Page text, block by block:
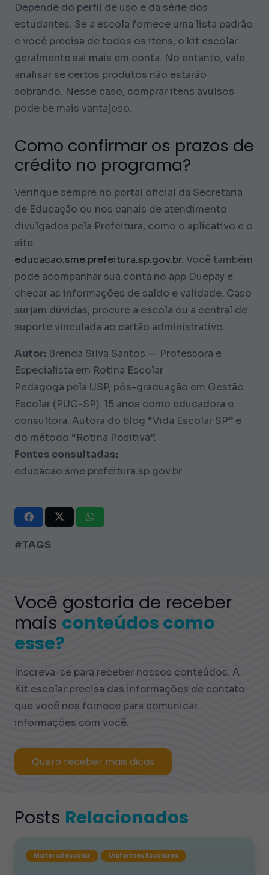
Depende do perfil de uso e da série dos
estudantes. Se a escola fornece uma lista padrão
e você precisa de todos os itens, o kit escolar
geralmente sai mais em conta. No entanto, vale
analisar se certos produtos não estarão
sobrando. Nesse caso, comprar itens avulsos
pode be mais vantajoso.
Como confirmar os prazos de
crédito no programa?
Verifique sempre no portal oficial da Secretaria
de Educação ou nos canais de atendimento
divulgados pela Prefeitura, como o aplicativo e o
site
educacao.sme.prefeitura.sp.gov.br. Você também
pode acompanhar sua conta no app Duepay e
checar as informações de saldo e validade. Caso
surjam dúvidas, procure a escola ou a central de
suporte vinculada ao cartão administrativo.
Autor: Brenda Silva Santos — Professora e
Especialista em Rotina Escolar
Pedagoga pela USP, pós-graduação em Gestão
Escolar (PUC-SP). 15 anos como educadora e
consultora. Autora do blog “Vida Escolar SP” e
do método “Rotina Positiva”.
Fontes consultadas:
educacao.sme.prefeitura.sp.gov.br
#TAGS
Você gostaria de receber
mais conteúdos como
esse?
Inscreva-se para receber nossos conteúdos. A
Kit escolar precisa das informações de contato
que você nos fornece para comunicar
informações com você.
Quero receber mais dicas
Posts Relacionados
Material escolar Uniformes Escolares